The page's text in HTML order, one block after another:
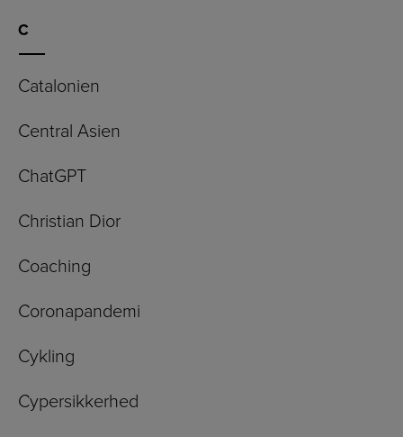
C
Catalonien
Central Asien
ChatGPT
Christian Dior
Coaching
Coronapandemi
Cykling
Cypersikkerhed